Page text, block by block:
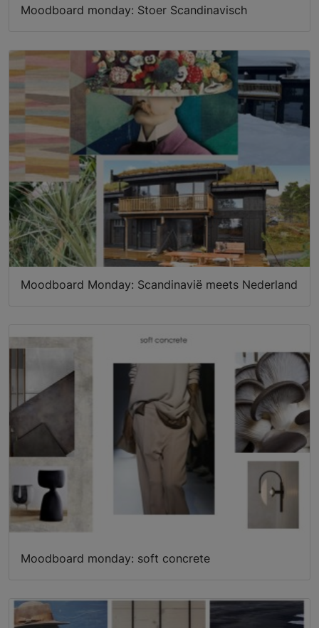
Moodboard monday: Stoer Scandinavisch
Moodboard Monday: Scandinavië meets Nederland
Moodboard monday: soft concrete